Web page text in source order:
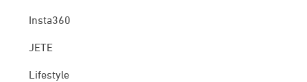
Insta360
JETE
Lifestyle